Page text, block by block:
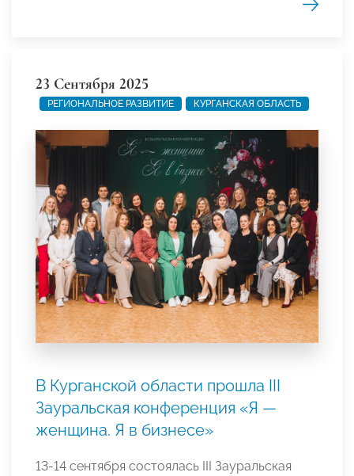
23 Сентября 2025
РЕГИОНАЛЬНОЕ РАЗВИТИЕ КУРГАНСКАЯ ОБЛАСТЬ
В Курганской области прошла III
Зауральская конференция «Я —
женщина. Я в бизнесе»
13-14 сентября состоялась III Зауральская